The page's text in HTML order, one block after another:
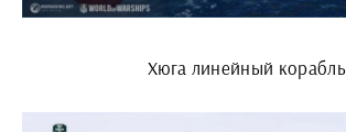
Хюга линейный корабль